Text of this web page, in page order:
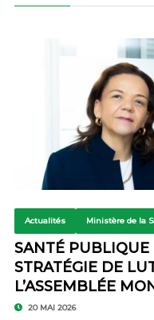
Actualités Ministère de la
SANTÉ PUBLIQUE
STRATÉGIE DE
L’ASSEMBLÉE
20 MAI 2026